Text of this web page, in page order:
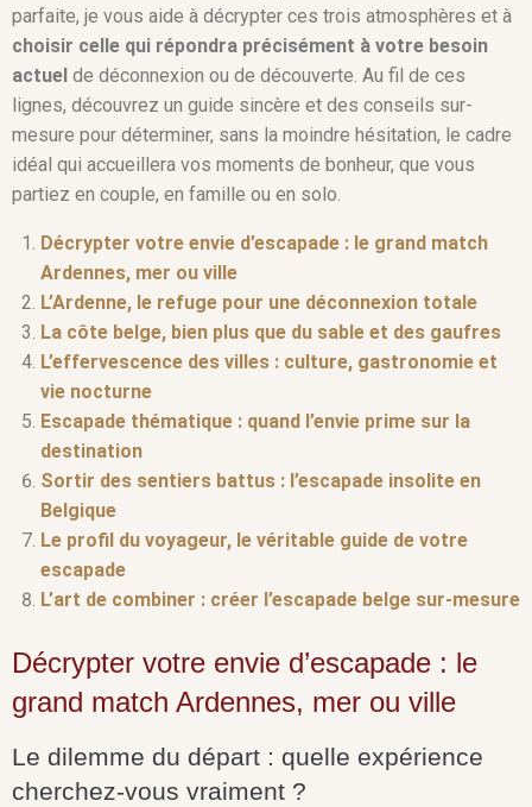
parfaite, je vous aide à décrypter ces trois atmosphères et à
choisir celle qui répondra précisément à votre besoin
actuel de déconnexion ou de découverte. Au fil de ces
lignes, découvrez un guide sincère et des conseils sur-
mesure pour déterminer, sans la moindre hésitation, le cadre
idéal qui accueillera vos moments de bonheur, que vous
partiez en couple, en famille ou en solo.
Décrypter votre envie d’escapade : le grand match
Ardennes, mer ou ville
L’Ardenne, le refuge pour une déconnexion totale
La côte belge, bien plus que du sable et des gaufres
L’effervescence des villes : culture, gastronomie et
vie nocturne
Escapade thématique : quand l’envie prime sur la
destination
Sortir des sentiers battus : l’escapade insolite en
Belgique
Le profil du voyageur, le véritable guide de votre
escapade
L’art de combiner : créer l’escapade belge sur-mesure
Décrypter votre envie d’escapade : le
grand match Ardennes, mer ou ville
Le dilemme du départ : quelle expérience
cherchez-vous vraiment ?